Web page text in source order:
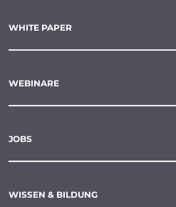
WHITE PAPER
WEBINARE
JOBS
WISSEN & BILDUNG